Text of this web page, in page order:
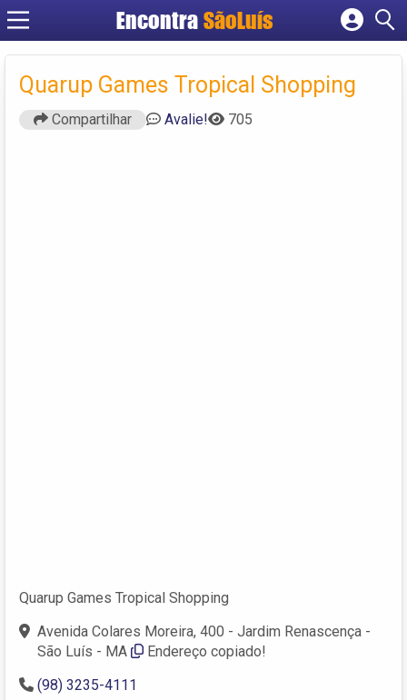
Encontra SãoLuís
Cadastrar empresa
Criar conta
Quarup Games Tropical Shopping
Compartilhar Avalie! 705
Quarup Games Tropical Shopping
Avenida Colares Moreira, 400 - Jardim Renascença -
São Luís - MA
Endereço copiado!
(98) 3235-4111